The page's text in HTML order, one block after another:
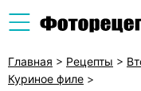
Главная > Рецепты >
Куриное филе >